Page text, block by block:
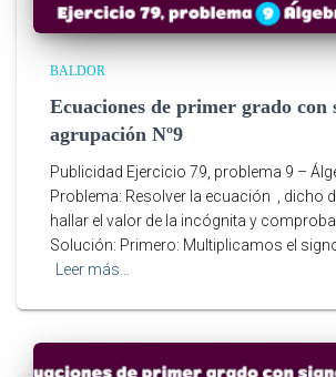
BALDOR
Ecuaciones de primer grado con
agrupación Nº9
Publicidad Ejercicio 79, problema 9 –
Problema: Resolver la ecuación , dicho
hallar el valor de la incógnita y
Solución: Primero: Multiplicamos el
Leer más…